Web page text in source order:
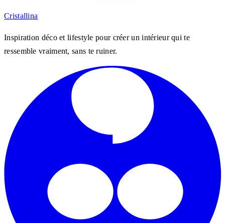
Cristallina
Inspiration déco et lifestyle pour créer un intérieur qui te
ressemble vraiment, sans te ruiner.